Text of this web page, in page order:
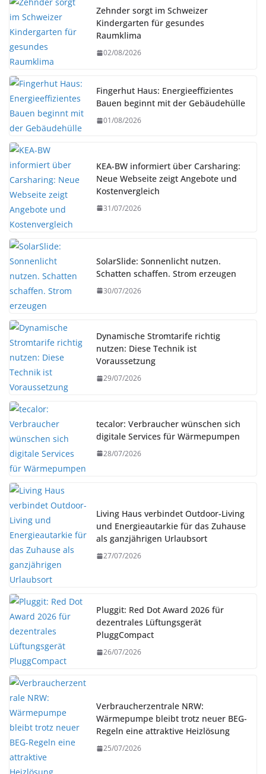
Zehnder sorgt im Schweizer
Kindergarten für gesundes
Raumklima
02/08/2026
Fingerhut Haus: Energieeffizientes
Bauen beginnt mit der Gebäudehülle
01/08/2026
KEA-BW informiert über Carsharing:
Neue Webseite zeigt Angebote und
Kostenvergleich
31/07/2026
SolarSlide: Sonnenlicht nutzen.
Schatten schaffen. Strom erzeugen
30/07/2026
Dynamische Stromtarife richtig
nutzen: Diese Technik ist
Voraussetzung
29/07/2026
tecalor: Verbraucher wünschen sich
digitale Services für Wärmepumpen
28/07/2026
Living Haus verbindet Outdoor-Living
und Energieautarkie für das Zuhause
als ganzjährigen Urlaubsort
27/07/2026
Pluggit: Red Dot Award 2026 für
dezentrales Lüftungsgerät
PluggCompact
26/07/2026
Verbraucherzentrale NRW:
Wärmepumpe bleibt trotz neuer BEG-
Regeln eine attraktive Heizlösung
25/07/2026